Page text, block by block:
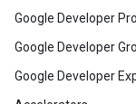
Google Developer
Google Developer
Google Developer